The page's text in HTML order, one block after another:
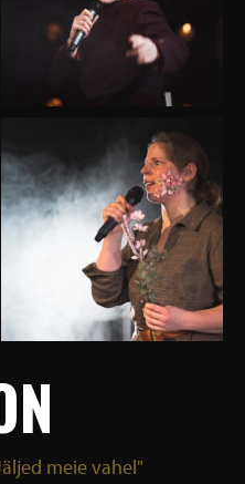
meie vahel"